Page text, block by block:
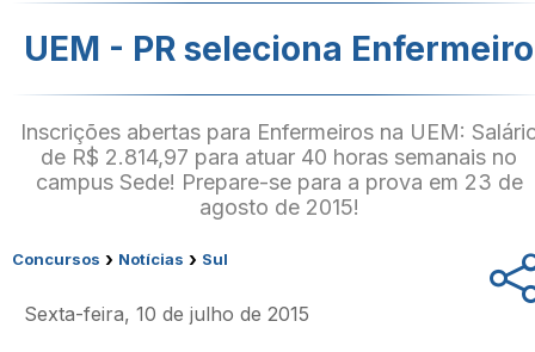
UEM - PR seleciona Enfermeiro
Inscrições abertas para Enfermeiros na UEM:
de R$ 2.814,97 para atuar 40 horas semanais no
campus Sede! Prepare-se para a prova em 23 de
agosto de 2015!
Concursos › Notícias › Sul
Sexta-feira, 10 de julho de 2015